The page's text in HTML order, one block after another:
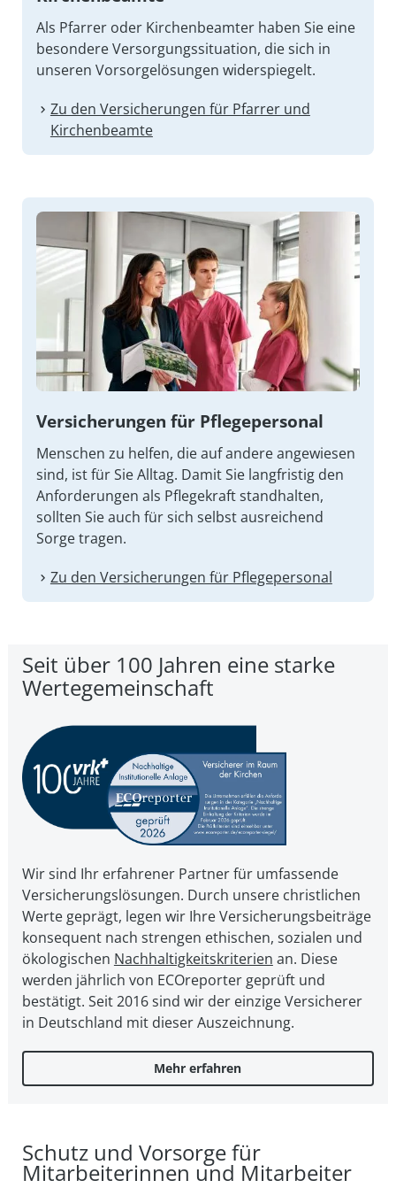
Als Pfarrer oder Kirchenbeamter haben Sie eine
besondere Versorgungssituation, die sich in
unseren Vorsorgelösungen widerspiegelt.
Zu den Versicherungen für Pfarrer und
Kirchenbeamte
Versicherungen für Pflegepersonal
Menschen zu helfen, die auf andere angewiesen
sind, ist für Sie Alltag. Damit Sie lang­fristig den
An­forderungen als Pflege­kraft stand­halten,
sollten Sie auch für sich selbst aus­reichend
Sorge tragen.
Zu den Versicherungen für Pflegepersonal
Seit über 100 Jahren eine starke
Wertegemeinschaft
Wir sind Ihr erfahrener Partner für umfassende
Versicherungslösungen. Durch unsere christ­li­chen
Werte geprägt, legen wir Ihre Ver­si­che­rungs­bei­trä­ge
kon­se­quent nach strengen ethischen, sozialen und
öko­lo­gi­schen Nach­hal­tig­keits­kri­te­ri­en an. Diese
werden jährlich von ECOreporter geprüft und
bestätigt. Seit 2016 sind wir der einzige Versicherer
in Deutschland mit dieser Auszeichnung.
Mehr erfahren
Schutz und Vorsorge für
Mitarbeiterinnen und Mitarbeiter